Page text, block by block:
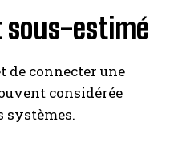
sous-estimé
de connecter une
considérée
systèmes.